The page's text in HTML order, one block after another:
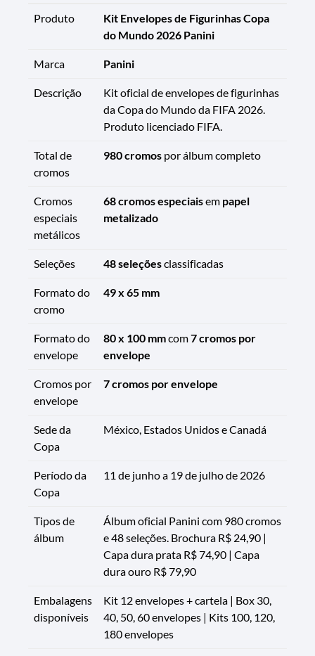
Produto
Kit Envelopes de Figurinhas Copa
do Mundo 2026 Panini
Marca Panini
Descrição
Kit oficial de envelopes de figurinhas
da Copa do Mundo da FIFA 2026.
Produto licenciado FIFA.
Total de
cromos
980 cromos por álbum completo
Cromos
especiais
metálicos
68 cromos especiaisem papel
metalizado
Seleções 48 seleçõesclassificadas
Formato do
cromo
49 x 65 mm
Formato do
envelope
80 x 100 mmcom7 cromos por
envelope
Cromos por
envelope
7 cromos por envelope
Sede da
Copa
México, Estados Unidos e Canadá
Período da
Copa
11 de junho a 19 de julho de 2026
Tipos de
álbum
Álbum oficial Panini com 980 cromos
e 48 seleções. Brochura R$ 24,90 |
Capa dura prata R$ 74,90 | Capa
dura ouro R$ 79,90
Embalagens
disponíveis
Kit 12 envelopes + cartela | Box 30,
40, 50, 60 envelopes | Kits 100, 120,
180 envelopes